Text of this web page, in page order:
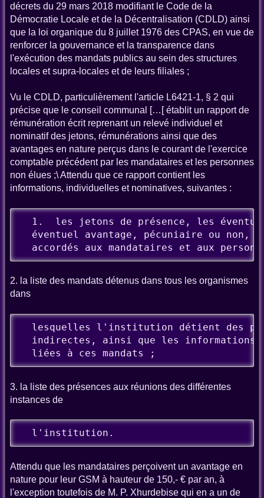
décrets du 29 mars 2018 modifiant le Code de la
Démocratie Locale et de la Décentralisation (CDLD) ainsi
que la loi organique du 8 juillet 1976 des CPAS, en vue de
renforcer la gouvernance et la transparence dans
l'exécution des mandats publics au sein des structures
locales et supra-locales et de leurs filiales ;
Vu le CDLD, particulièrement l'article L6421-1, § 2 qui
précise que le conseil communal […[ établit un rapport de
rémunération écrit reprenant un relevé individuel et
nominatif des jetons, rémunérations ainsi que des
avantages en nature perçus dans le courant de l'exercice
comptable précédent par les mandataires et les personnes
non élues ;\ Attendu que ce rapport contient les
informations, individuelles et nominatives, suivantes :
1.  les jetons de présence, les
éventuel avantage, pécuniaire ou non,
accordés aux mandataires et aux
2. la liste des mandats détenus dans tous les organismes
dans
lesquelles l'institution détient des
indirectes, ainsi que les informations
  liées à ces mandats ;
3. la liste des présences aux réunions des différentes
instances de
  l'institution.
Attendu que les mandataires perçoivent un avantage en
nature pour leur GSM à hauteur de 150,- € par an, à
l'exception toutefois de M. P. Xhurdebise qui en a un de